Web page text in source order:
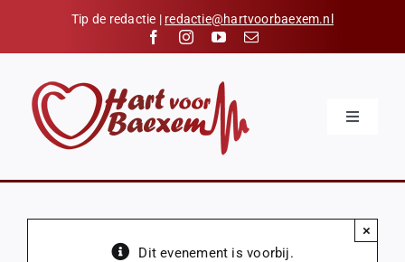
content
Tip de redactie | redactie@hartvoorbaexem.nl
Toggle
Dit evenement is voorbij.
×